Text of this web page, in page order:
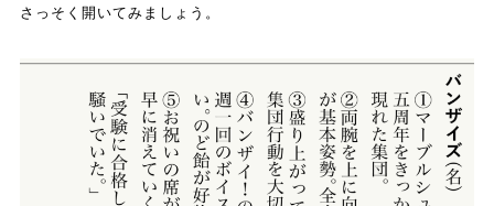
さっそく開いてみましょう。